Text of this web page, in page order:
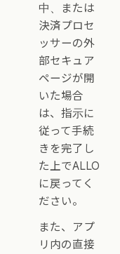
中、または
決済プロセ
ッサーの外
部セキュア
ページが開
いた場合
は、指示に
従って手続
きを完了し
た上でALLO
に戻ってく
ださい。
また、アプ
リ内の直接